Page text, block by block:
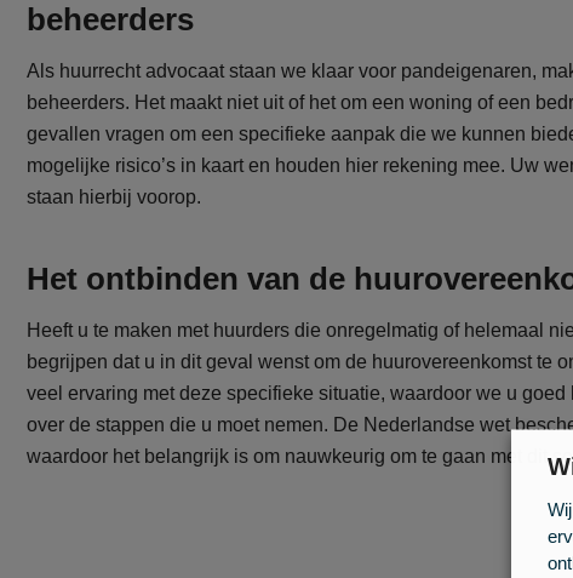
beheerders
Als huurrecht advocaat staan we klaar voor pandeigenaren,
beheerders. Het maakt niet uit of het om een woning of een
gevallen vragen om een specifieke aanpak die we kunnen
mogelijke risico’s in kaart en houden hier rekening mee. Uw
staan hierbij voorop.
Het ontbinden van de
Heeft u te maken met huurders die onregelmatig of helemaal
begrijpen dat u in dit geval wenst om de huurovereenkomst te
veel ervaring met deze specifieke situatie, waardoor we u goed
over de stappen die u moet nemen. De Nederlandse wet
waardoor het belangrijk is om nauwkeurig om te gaan met dit